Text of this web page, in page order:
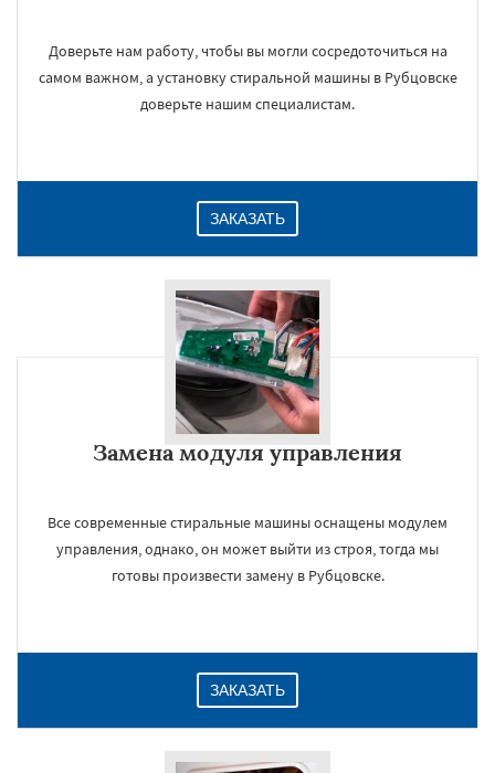
Доверьте нам работу, чтобы вы могли сосредоточиться на
самом важном, а установку стиральной машины в Рубцовске
доверьте нашим специалистам.
ЗАКАЗАТЬ
Замена модуля управления
Все современные стиральные машины оснащены модулем
управления, однако, он может выйти из строя, тогда мы
готовы произвести замену в Рубцовске.
ЗАКАЗАТЬ